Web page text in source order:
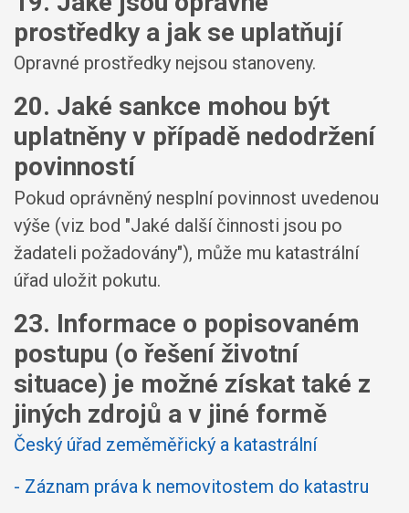
prostředky a jak se uplatňují
Opravné prostředky nejsou stanoveny.
20. Jaké sankce mohou být
uplatněny v případě nedodržení
povinností
Pokud oprávněný nesplní povinnost uvedenou
výše (viz bod "Jaké další činnosti jsou po
žadateli požadovány"), může mu katastrální
úřad uložit pokutu.
23. Informace o popisovaném
postupu (o řešení životní
situace) je možné získat také z
jiných zdrojů a v jiné formě
Český úřad zeměměřický a katastrální
- Záznam práva k nemovitostem do katastru